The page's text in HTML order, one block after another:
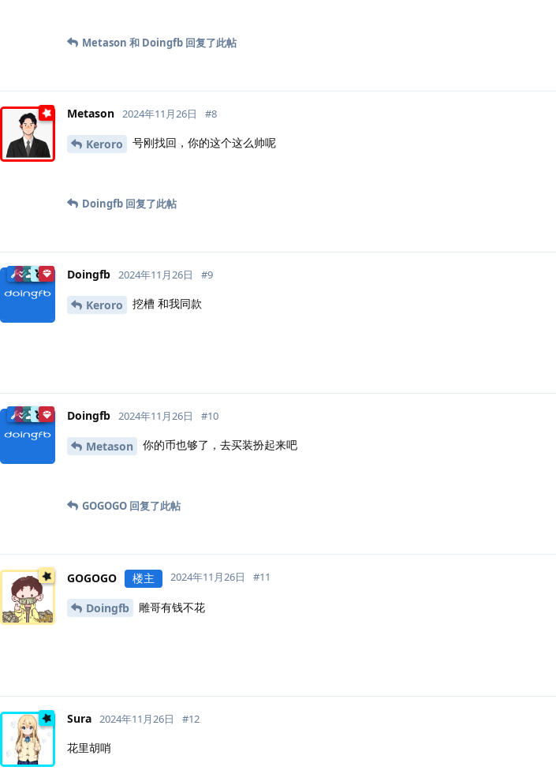
Metason 和 Doingfb 回复了此帖
Metason 2024年11月26日 #8
Keroro 号刚找回，你的这个这么帅呢
Doingfb 回复了此帖
Doingfb 2024年11月26日 #9
Keroro 挖槽 和我同款
Doingfb 2024年11月26日 #10
Metason 你的币也够了，去买装扮起来吧
GOGOGO 回复了此帖
GOGOGO 楼主 2024年11月26日 #11
Doingfb 雕哥有钱不花
Sura 2024年11月26日 #12
花里胡哨